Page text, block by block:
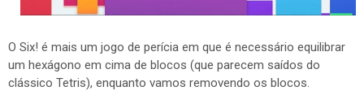
O Six! é mais um jogo de perícia em que é necessário equilibrar
um hexágono em cima de blocos (que parecem saídos do
clássico Tetris), enquanto vamos removendo os blocos.